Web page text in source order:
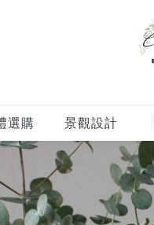
選購
景觀設計
LANDSCAPE